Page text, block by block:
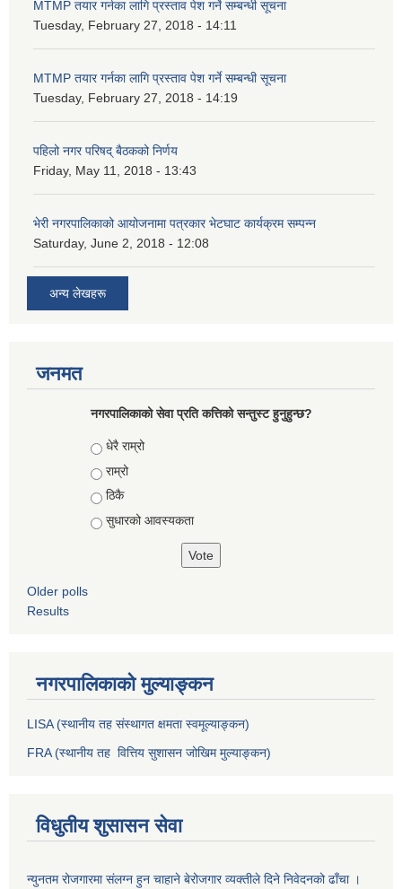
MTMP तयार गर्नका लागि प्रस्ताव पेश गर्ने सम्बन्धी सूचना
Tuesday, February 27, 2018 - 14:11
MTMP तयार गर्नका लागि प्रस्ताव पेश गर्ने सम्बन्धी सूचना
Tuesday, February 27, 2018 - 14:19
पहिलो नगर परिषद् बैठकको निर्णय
Friday, May 11, 2018 - 13:43
भेरी नगरपालिकाको आयोजनामा पत्रकार भेटघाट कार्यक्रम सम्पन्न
Saturday, June 2, 2018 - 12:08
अन्य लेखहरू
जनमत
नगरपालिकाको सेवा प्रति कत्तिको सन्तुस्ट हुनुहुन्छ?
Choices
धेरै राम्रो
राम्रो
ठिकै
सुधारको आवस्यकता
Older polls
Results
नगरपालिकाको मुल्याङ्कन
LISA (स्थानीय तह संस्थागत क्षमता स्वमूल्याङ्कन)
FRA (स्थानीय तह वित्तिय सुशासन जोखिम मुल्याङ्कन)
विधुतीय शुसासन सेवा
न्युनतम रोजगारमा संलग्न हुन चाहाने बेरोजगार व्यक्तीले दिने निवेदनको ढाँचा ।